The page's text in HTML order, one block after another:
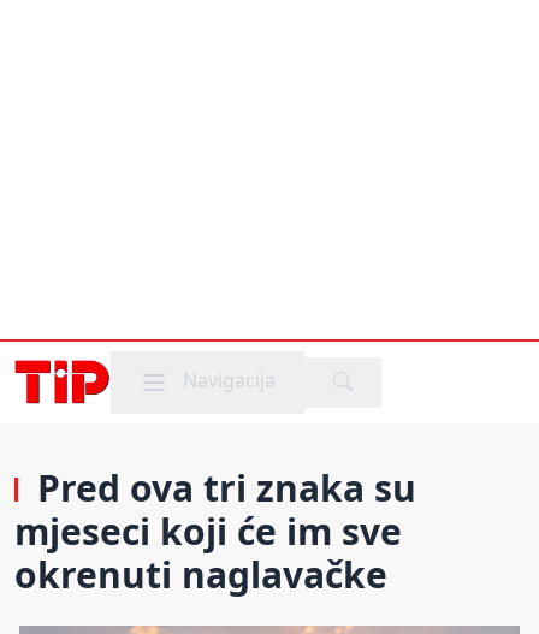
Mobile menu
Navigacija
Pred ova tri znaka su
mjeseci koji će im sve
okrenuti naglavačke